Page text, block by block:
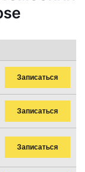
Записаться
Записаться
Записаться